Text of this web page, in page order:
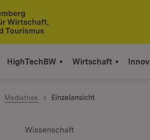
HighTechBW Wirtschaft
Mediathek Einzelansicht
Wissenschaft